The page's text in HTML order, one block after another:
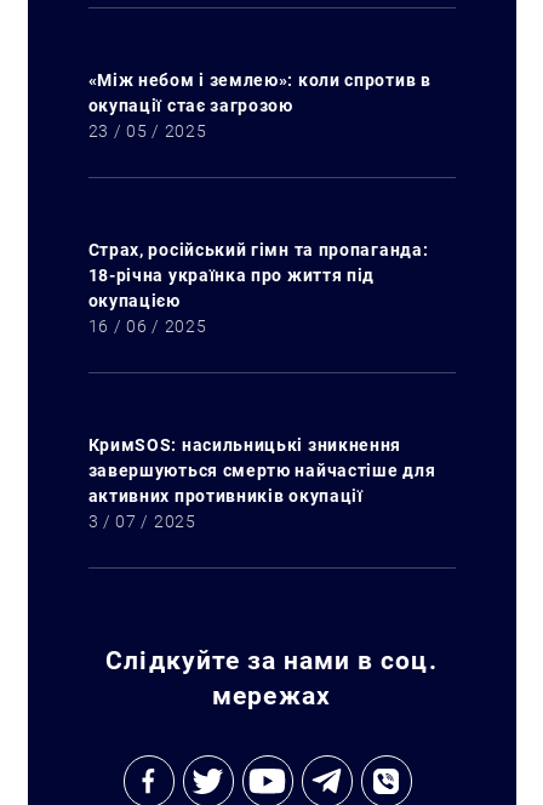
«Між небом і землею»: коли спротив в
окупації стає загрозою
23 / 05 / 2025
Страх, російський гімн та пропаганда:
18-річна українка про життя під
окупацією
16 / 06 / 2025
КримSOS: насильницькі зникнення
завершуються смертю найчастіше для
активних противників окупації
3 / 07 / 2025
Слідкуйте за нами в соц.
мережах